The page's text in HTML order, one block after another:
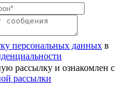
персональных данных в
рассылку и ознакомлен с
рассылки